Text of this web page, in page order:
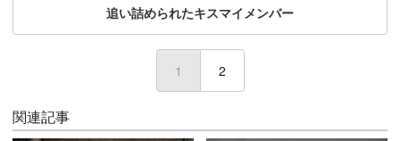
追い詰められたキスマイメンバー
1 (current)
2
関連記事